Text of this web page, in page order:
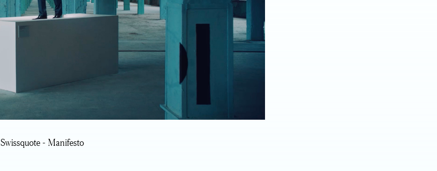
Swissquote - Manifesto